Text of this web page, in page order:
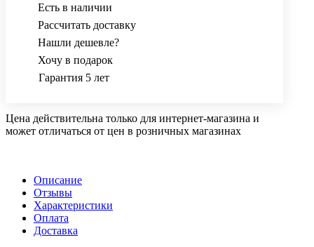
Есть в наличии
Рассчитать доставку
Нашли дешевле?
Хочу в подарок
Гарантия 5 лет
Цена действительна только для интернет-магазина и
может отличаться от цен в розничных магазинах
Описание
Отзывы
Характеристики
Оплата
Доставка